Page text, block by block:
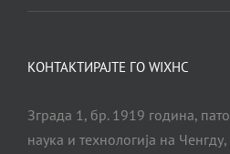
КОНТАКТИРАЈТЕ ГО WIXHC
Зграда 1, бр. 1919 година,
наука и технологија на